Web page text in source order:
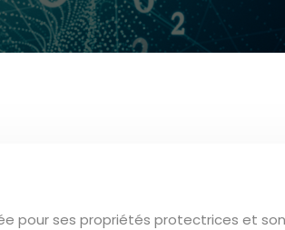
pour ses propriétés protectrices et